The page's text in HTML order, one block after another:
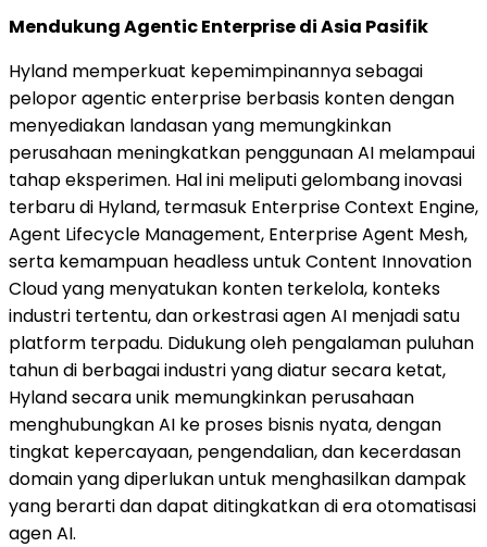
Mendukung Agentic Enterprise di Asia Pasifik
Hyland memperkuat kepemimpinannya sebagai
pelopor agentic enterprise berbasis konten dengan
menyediakan landasan yang memungkinkan
perusahaan meningkatkan penggunaan AI melampaui
tahap eksperimen. Hal ini meliputi gelombang inovasi
terbaru di Hyland, termasuk Enterprise Context Engine,
Agent Lifecycle Management, Enterprise Agent Mesh,
serta kemampuan headless untuk Content Innovation
Cloud yang menyatukan konten terkelola, konteks
industri tertentu, dan orkestrasi agen AI menjadi satu
platform terpadu. Didukung oleh pengalaman puluhan
tahun di berbagai industri yang diatur secara ketat,
Hyland secara unik memungkinkan perusahaan
menghubungkan AI ke proses bisnis nyata, dengan
tingkat kepercayaan, pengendalian, dan kecerdasan
domain yang diperlukan untuk menghasilkan dampak
yang berarti dan dapat ditingkatkan di era otomatisasi
agen AI.